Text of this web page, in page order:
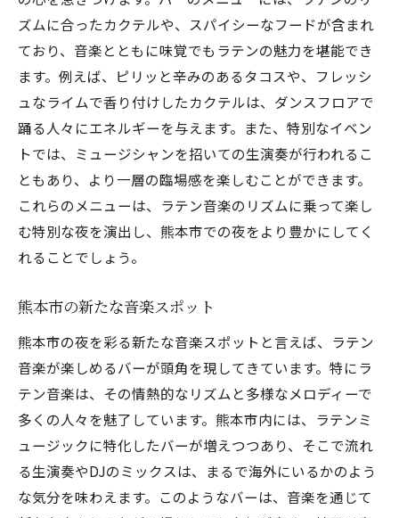
ズムに合ったカクテルや、スパイシーなフードが含まれ
ており、音楽とともに味覚でもラテンの魅力を堪能でき
ます。例えば、ピリッと辛みのあるタコスや、フレッシ
ュなライムで香り付けしたカクテルは、ダンスフロアで
踊る人々にエネルギーを与えます。また、特別なイベン
トでは、ミュージシャンを招いての生演奏が行われるこ
ともあり、より一層の臨場感を楽しむことができます。
これらのメニューは、ラテン音楽のリズムに乗って楽し
む特別な夜を演出し、熊本市での夜をより豊かにしてく
れることでしょう。
熊本市の新たな音楽スポット
熊本市の夜を彩る新たな音楽スポットと言えば、ラテン
音楽が楽しめるバーが頭角を現してきています。特にラ
テン音楽は、その情熱的なリズムと多様なメロディーで
多くの人々を魅了しています。熊本市内には、ラテンミ
ュージックに特化したバーが増えつつあり、そこで流れ
る生演奏やDJのミックスは、まるで海外にいるかのよう
な気分を味わえます。このようなバーは、音楽を通じて